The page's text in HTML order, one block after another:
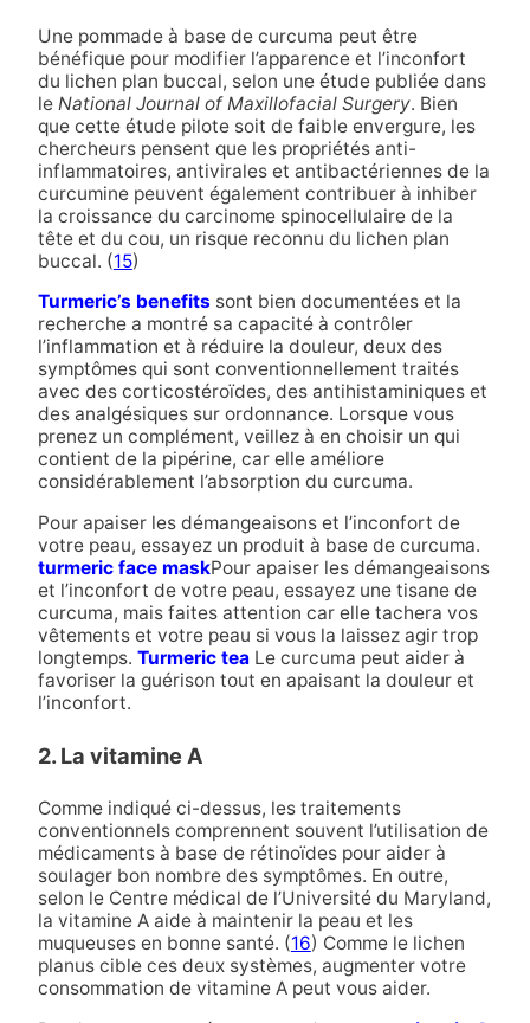
Une pommade à base de curcuma peut être
bénéfique pour modifier l’apparence et l’inconfort
du lichen plan buccal, selon une étude publiée dans
le National Journal of Maxillofacial Surgery. Bien
que cette étude pilote soit de faible envergure, les
chercheurs pensent que les propriétés anti-
inflammatoires, antivirales et antibactériennes de la
curcumine peuvent également contribuer à inhiber
la croissance du carcinome spinocellulaire de la
tête et du cou, un risque reconnu du lichen plan
buccal. (15)
Turmeric’s benefits sont bien documentées et la
recherche a montré sa capacité à contrôler
l’inflammation et à réduire la douleur, deux des
symptômes qui sont conventionnellement traités
avec des corticostéroïdes, des antihistaminiques et
des analgésiques sur ordonnance. Lorsque vous
prenez un complément, veillez à en choisir un qui
contient de la pipérine, car elle améliore
considérablement l’absorption du curcuma.
Pour apaiser les démangeaisons et l’inconfort de
votre peau, essayez un produit à base de curcuma.
turmeric face maskPour apaiser les démangeaisons
et l’inconfort de votre peau, essayez une tisane de
curcuma, mais faites attention car elle tachera vos
vêtements et votre peau si vous la laissez agir trop
longtemps. Turmeric tea Le curcuma peut aider à
favoriser la guérison tout en apaisant la douleur et
l’inconfort.
2. La vitamine A
Comme indiqué ci-dessus, les traitements
conventionnels comprennent souvent l’utilisation de
médicaments à base de rétinoïdes pour aider à
soulager bon nombre des symptômes. En outre,
selon le Centre médical de l’Université du Maryland,
la vitamine A aide à maintenir la peau et les
muqueuses en bonne santé. (16) Comme le lichen
planus cible ces deux systèmes, augmenter votre
consommation de vitamine A peut vous aider.